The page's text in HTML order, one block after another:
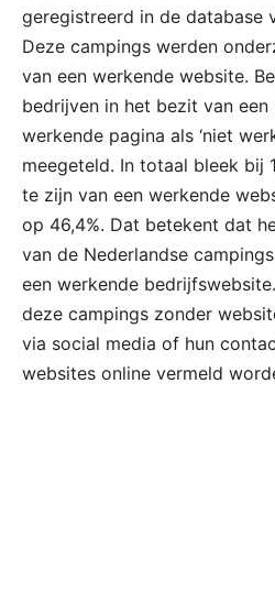
geregistreerd in de database
Deze campings werden
van een werkende website.
bedrijven in het bezit van een
werkende pagina als ‘niet
meegeteld. In totaal bleek bij
te zijn van een werkende
op 46,4%. Dat betekent dat
van de Nederlandse
een werkende
deze campings zonder
via social media of hun
websites online vermeld